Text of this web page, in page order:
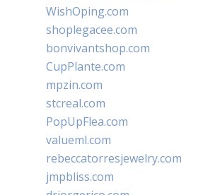
WishOping.com
shoplegacee.com
bonvivantshop.com
CupPlante.com
mpzin.com
stcreal.com
PopUpFlea.com
valueml.com
rebeccatorresjewelry.com
jmpbliss.com